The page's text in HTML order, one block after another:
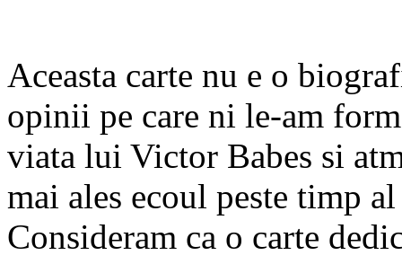
Aceasta carte nu e o
opinii pe care ni le-am
viata lui Victor Babes si
mai ales ecoul peste timp
Consideram ca o carte